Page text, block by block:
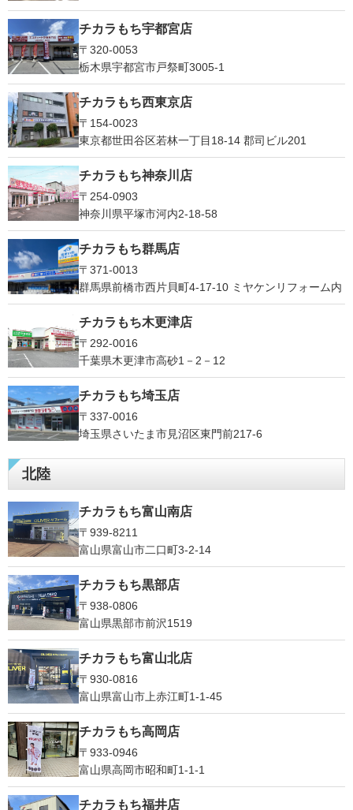
チカラもち宇都宮店
〒320-0053
栃木県宇都宮市戸祭町3005-1
チカラもち西東京店
〒154-0023
東京都世田谷区若林一丁目18-14 郡司ビル201
チカラもち神奈川店
〒254-0903
神奈川県平塚市河内2-18-58
チカラもち群馬店
〒371-0013
群馬県前橋市西片貝町4-17-10 ミヤケンリフォーム内
チカラもち木更津店
〒292-0016
千葉県木更津市高砂1－2－12
チカラもち埼玉店
〒337-0016
埼玉県さいたま市見沼区東門前217-6
北陸
チカラもち富山南店
〒939-8211
富山県富山市二口町3-2-14
チカラもち黒部店
〒938-0806
富山県黒部市前沢1519
チカラもち富山北店
〒930-0816
富山県富山市上赤江町1-1-45
チカラもち高岡店
〒933-0946
富山県高岡市昭和町1-1-1
チカラもち福井店